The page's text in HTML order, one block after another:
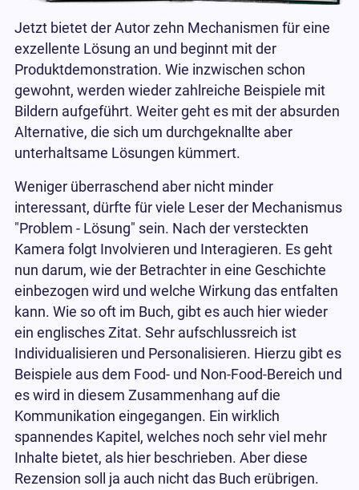
Jetzt bietet der Autor zehn Mechanismen für eine
exzellente Lösung an und beginnt mit der
Produktdemonstration. Wie inzwischen schon
gewohnt, werden wieder zahlreiche Beispiele mit
Bildern aufgeführt. Weiter geht es mit der absurden
Alternative, die sich um durchgeknallte aber
unterhaltsame Lösungen kümmert.
Weniger überraschend aber nicht minder
interessant, dürfte für viele Leser der Mechanismus
"Problem - Lösung" sein. Nach der versteckten
Kamera folgt Involvieren und Interagieren. Es geht
nun darum, wie der Betrachter in eine Geschichte
einbezogen wird und welche Wirkung das entfalten
kann. Wie so oft im Buch, gibt es auch hier wieder
ein englisches Zitat. Sehr aufschlussreich ist
Individualisieren und Personalisieren. Hierzu gibt es
Beispiele aus dem Food- und Non-Food-Bereich und
es wird in diesem Zusammenhang auf die
Kommunikation eingegangen. Ein wirklich
spannendes Kapitel, welches noch sehr viel mehr
Inhalte bietet, als hier beschrieben. Aber diese
Rezension soll ja auch nicht das Buch erübrigen.